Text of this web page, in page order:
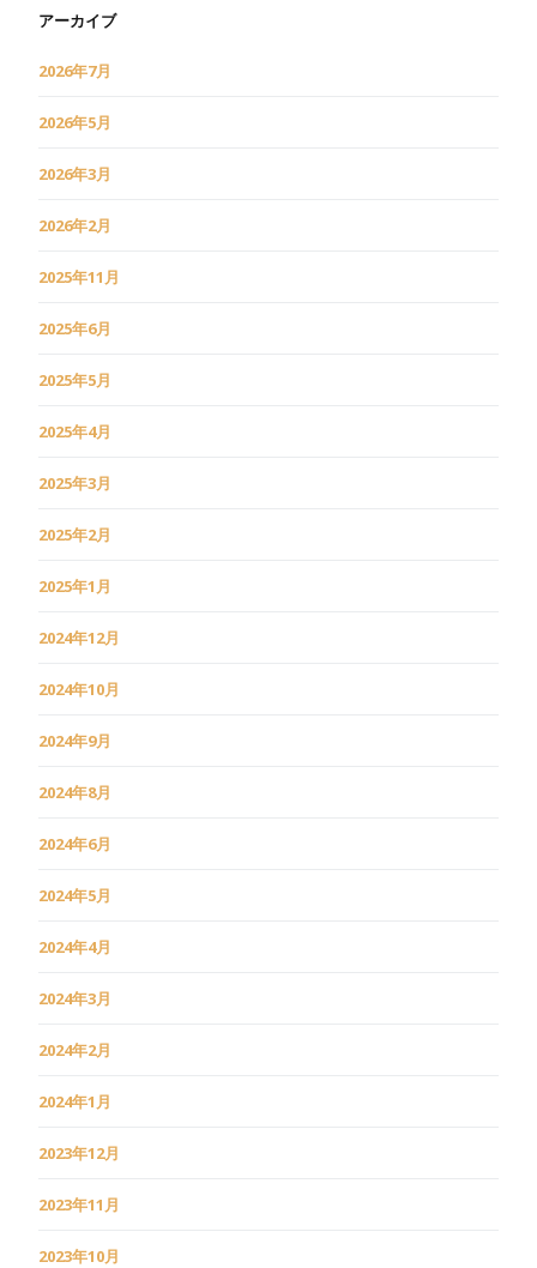
アーカイブ
2026年7月
2026年5月
2026年3月
2026年2月
2025年11月
2025年6月
2025年5月
2025年4月
2025年3月
2025年2月
2025年1月
2024年12月
2024年10月
2024年9月
2024年8月
2024年6月
2024年5月
2024年4月
2024年3月
2024年2月
2024年1月
2023年12月
2023年11月
2023年10月